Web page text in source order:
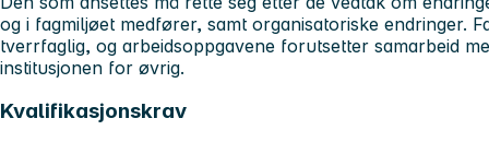
og i fagmiljøet medfører, samt organisatoriske endringer.
tverrfaglig, og arbeidsoppgavene forutsetter samarbeid
institusjonen for øvrig.
Kvalifikasjonskrav